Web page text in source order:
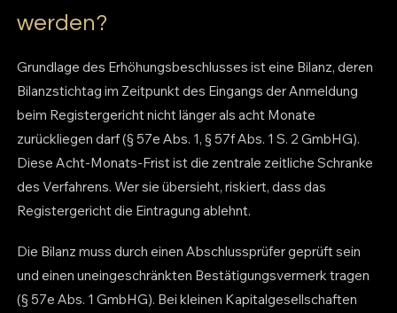
werden?
Grundlage des Erhöhungsbeschlusses ist eine Bilanz, deren
Bilanzstichtag im Zeitpunkt des Eingangs der Anmeldung
beim Registergericht nicht länger als acht Monate
zurückliegen darf (§ 57e Abs. 1, § 57f Abs. 1 S. 2 GmbHG).
Diese Acht-Monats-Frist ist die zentrale zeitliche Schranke
des Verfahrens. Wer sie übersieht, riskiert, dass das
Registergericht die Eintragung ablehnt.
Die Bilanz muss durch einen Abschlussprüfer geprüft sein
und einen uneingeschränkten Bestätigungsvermerk tragen
(§ 57e Abs. 1 GmbHG). Bei kleinen Kapitalgesellschaften